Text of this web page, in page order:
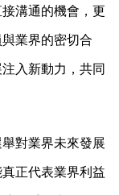
溝通的機會，更
業界的密切合
入新動力，共同
對業界未來發展
正代表業界利益